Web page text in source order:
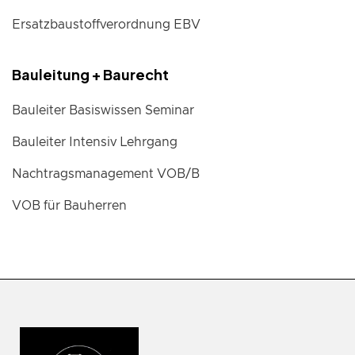
Ersatzbaustoffverordnung EBV
Bauleitung + Baurecht
Bauleiter Basiswissen Seminar
Bauleiter Intensiv Lehrgang
Nachtragsmanagement VOB/B
VOB für Bauherren